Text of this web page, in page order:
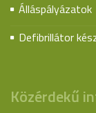
Álláspályázatok
Defibrillátor
Közérdekű